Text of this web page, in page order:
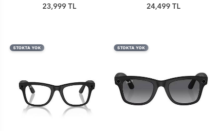
YEŞİL TRANSİTİONS CAM
RENGİ RW4006
23,999 TL
Transitions Cam Rengi
RW4008
24,499 TL
STOKTA YOK STOKTA YOK